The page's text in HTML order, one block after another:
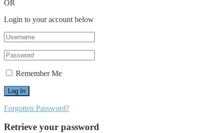
OR
Login to your account below
Remember Me
Forgotten Password?
Retrieve your password